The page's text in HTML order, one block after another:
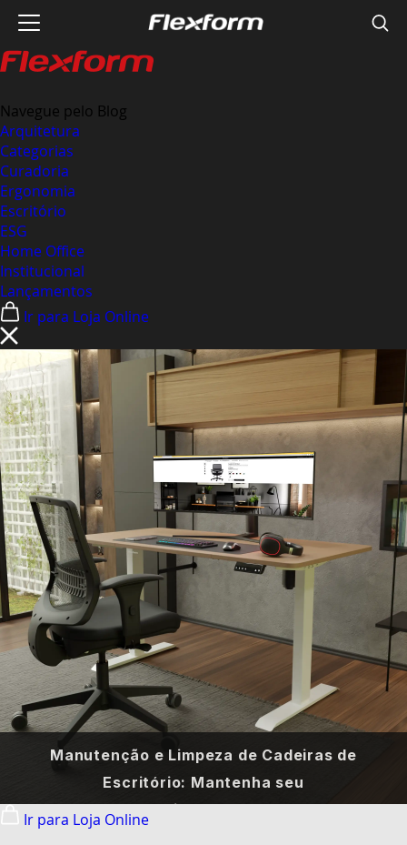
Navegue pelo Blog
Arquitetura
Categorias
Curadoria
Ergonomia
Escritório
ESG
Home Office
Institucional
Lançamentos
Ir para Loja Online
Manutenção e Limpeza de Cadeiras de
Escritório: Mantenha seu
Equipamento...
Ir para Loja Online